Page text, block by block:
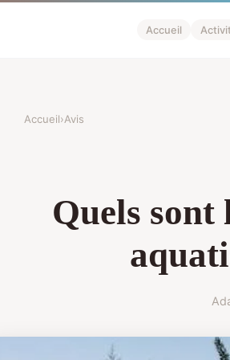
Accueil
Accueil›Avis
Quels sont